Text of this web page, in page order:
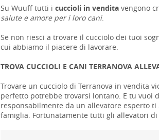
Su Wuuff tutti i cuccioli in vendita vengono
salute e amore per i loro cani.
Se non riesci a trovare il cucciolo dei tuoi
cui abbiamo il piacere di lavorare.
TROVA CUCCIOLI E CANI TERRANOVA
Trovare un cucciolo di Terranova in vendita
perfetto potrebbe trovarsi lontano. E tu vuoi
responsabilmente da un allevatore esperto
famiglia. Fortunatamente tutti gli allevatori